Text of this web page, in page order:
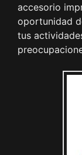
accesorio
oportunidad
tus